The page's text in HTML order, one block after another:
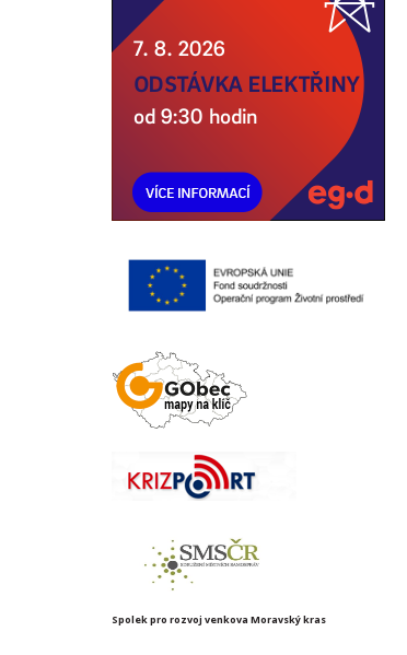
Spolek pro rozvoj venkova Moravský kras